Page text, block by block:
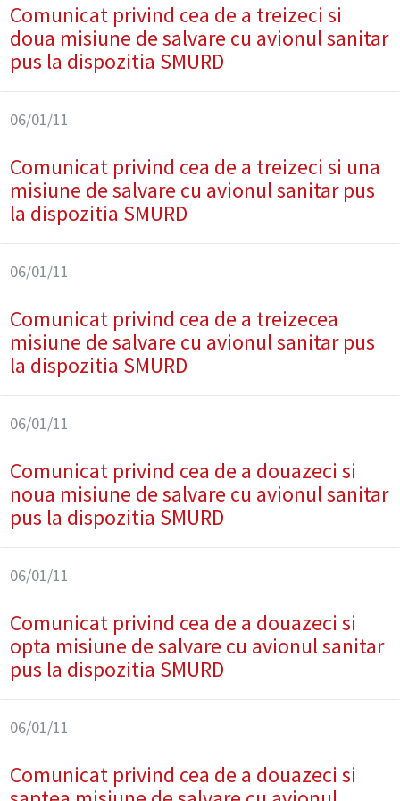
Comunicat privind cea de a treizeci si
doua misiune de salvare cu avionul sanitar
pus la dispozitia SMURD
06/01/11
Comunicat privind cea de a treizeci si una
misiune de salvare cu avionul sanitar pus
la dispozitia SMURD
06/01/11
Comunicat privind cea de a treizecea
misiune de salvare cu avionul sanitar pus
la dispozitia SMURD
06/01/11
Comunicat privind cea de a douazeci si
noua misiune de salvare cu avionul sanitar
pus la dispozitia SMURD
06/01/11
Comunicat privind cea de a douazeci si
opta misiune de salvare cu avionul sanitar
pus la dispozitia SMURD
06/01/11
Comunicat privind cea de a douazeci si